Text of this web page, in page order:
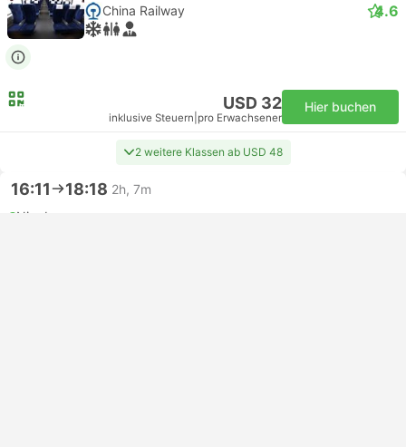
China Railway 4.6
USD 32
inklusive Steuern pro Erwachsener
Hier buchen
2 weitere Klassen ab USD 48
16:11 18:18 2h, 7m
Ningbo